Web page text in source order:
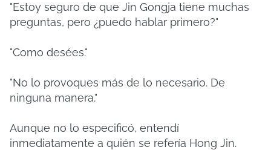
"Estoy seguro de que Jin Gongja tiene muchas
preguntas, pero ¿puedo hablar primero?"
"Como desées."
"No lo provoques más de lo necesario. De
ninguna manera."
Aunque no lo especificó, entendí
inmediatamente a quién se refería Hong Jin.